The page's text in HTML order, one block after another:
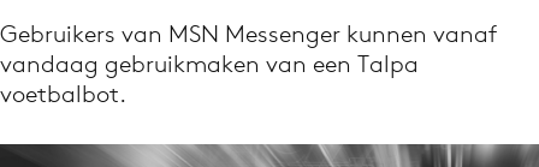
Volg het laatste nieuws via de Adformatie
Nieuws app
Gebruikers van MSN Messenger kunnen vanaf
vandaag gebruikmaken van een Talpa
voetbalbot.